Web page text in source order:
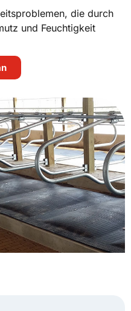
die durch
und Feuchtigkeit